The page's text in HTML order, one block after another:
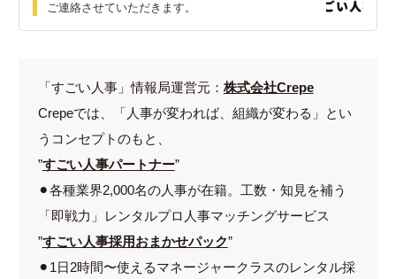
ご連絡させていただきます。
「すごい人事」情報局運営元： 株式会社Crepe
Crepeでは、「人事が変われば、組織が変わる」とい
うコンセプトのもと、
”すごい人事パートナー”
⚫︎各種業界2,000名の人事が在籍。工数・知見を補う
「即戦力」レンタルプロ人事マッチングサービス
”すごい人事採用おまかせパック”
⚫︎1日2時間〜使えるマネージャークラスのレンタル採